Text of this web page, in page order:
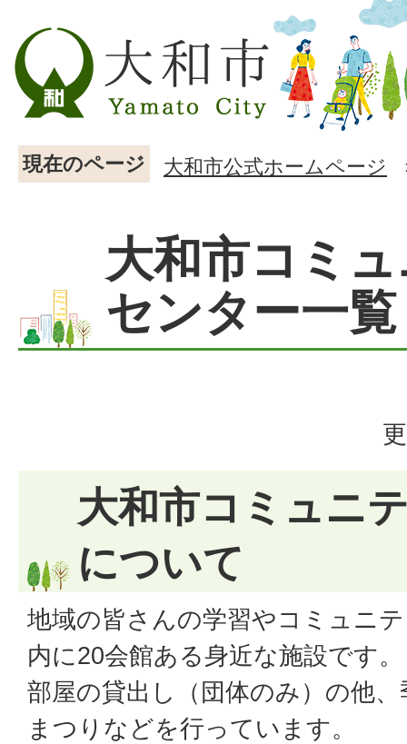
現在のページ 大和市公式ホームページ
大和市コミ
センター一覧
大和市コミュニ
について
地域の皆さんの学習やコミュニ
内に20会館ある身近な施設です。
部屋の貸出し（団体のみ）の他
まつりなどを行っています。